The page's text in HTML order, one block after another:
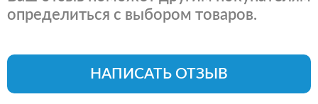
определиться с выбором товаров.
НАПИСАТЬ ОТЗЫВ